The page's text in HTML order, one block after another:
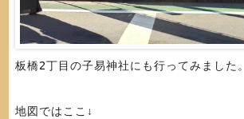
板橋2丁目の子易神社にも行ってみました。
地図ではここ↓